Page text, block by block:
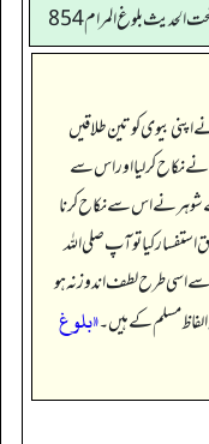
بلوغ المرام 854
بیوی کو تین طلاقیں
کر لیا اور اس سے
شوہر نے اس سے نکاح کرنا
کیا تو آپ صلی اللہ
اسی طرح لطف اندوز نہ ہو
مسلم کے ہیں۔«بلوغ